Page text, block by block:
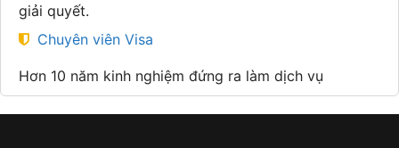
giải quyết.
Chuyên viên Visa
Hơn 10 năm kinh nghiệm đứng ra làm dịch vụ